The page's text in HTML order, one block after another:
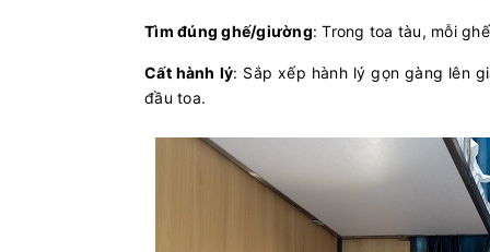
Tìm đúng ghế/giường: Trong toa tàu, mỗi
Cất hành lý: Sắp xếp hành lý gọn gàng lên
đầu toa.